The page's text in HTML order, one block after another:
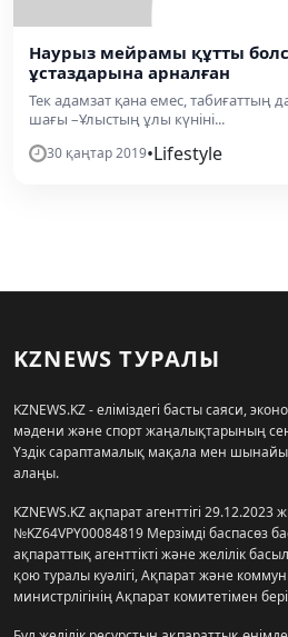
Наурыз мейрамы құтты
ұстаздарына арналған
Тек адамзат қана емес, табиғаттың
шағы –Ұлыстың ұлы күніні...
30 қаңтар 2019•Lifestyle
KZNEWS ТУРАЛЫ
KZNEWS.KZ - еліміздегі басты саяси,
мәдени және спорт жаңалықтарының
Үздік сараптамалық мақала мен
алаңы.
KZNEWS.KZ ақпарат агенттігі 29.12.2023
№KZ64VPY00084819 Мерзімді баспасөз
ақпараттық агенттікті және желілік
қою туралы куәлігі, Ақпарат және
министрлігінің Ақпарат комитетімен